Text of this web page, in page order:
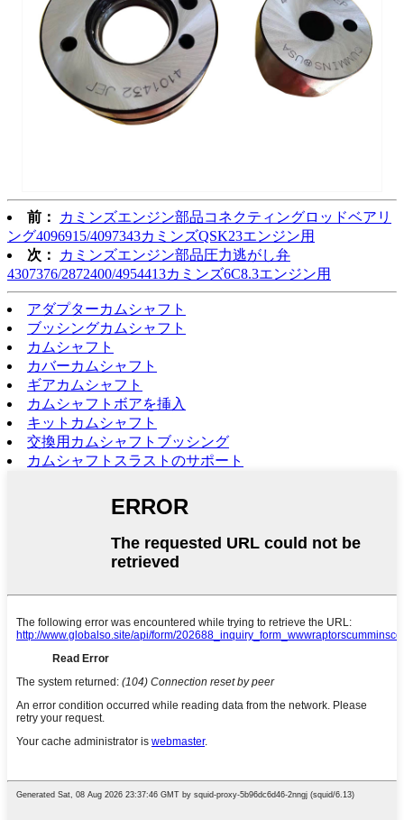
前：
カミンズエンジン部品コネクティングロッドベアリ
ング4096915/4097343カミンズQSK23エンジン用
次：
カミンズエンジン部品圧力逃がし弁
4307376/2872400/4954413カミンズ6C8.3エンジン用
アダプターカムシャフト
ブッシングカムシャフト
カムシャフト
カバーカムシャフト
ギアカムシャフト
カムシャフトボアを挿入
キットカムシャフト
交換用カムシャフトブッシング
カムシャフトスラストのサポート